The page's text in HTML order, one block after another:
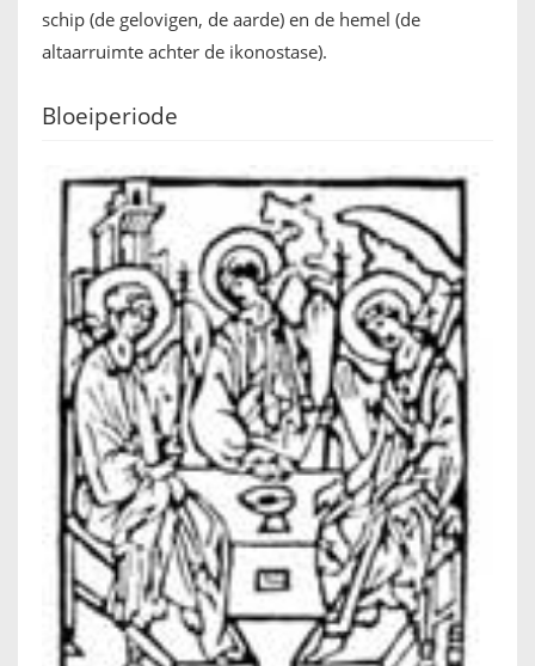
schip (de gelovigen, de aarde) en de hemel (de
altaarruimte achter de ikonostase).
Bloeiperiode